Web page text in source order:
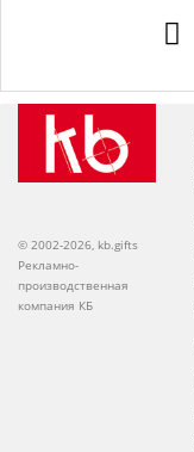
© 2002-2026, kb.gifts
Рекламно-
производственная
компания КБ